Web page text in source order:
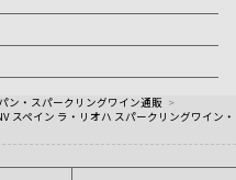
ン・スパークリングワイン通販 >
スペイン ラ・リオハ スパークリングワイン・